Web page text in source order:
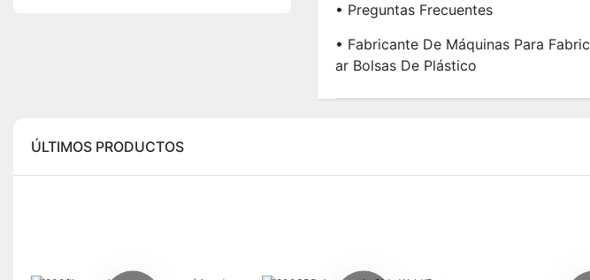
• Preguntas Frecuentes
• Fabricante De Máquinas Para Fabric
Ar Bolsas De Plástico
ÚLTIMOS PRODUCTOS